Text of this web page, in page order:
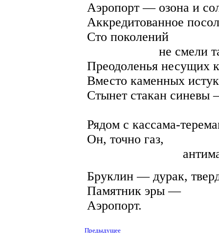
Аэропорт — озона и
Аккредитованное
Сто поколений
не смели
Преодоленья несущих
Вместо каменных
Стынет стакан синевы
Рядом с кассама-
Он, точно газ,
Бруклин — дурак,
Памятник эры —
Аэропорт.
Предыдущее